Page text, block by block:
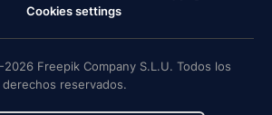
Cookies settings
Freepik Company S.L.U. Todos los
derechos reservados.